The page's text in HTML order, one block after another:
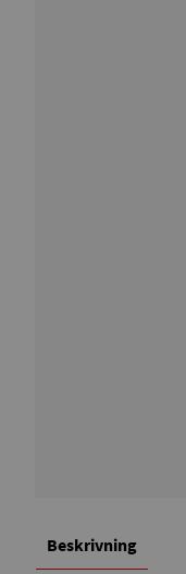
Beskrivning